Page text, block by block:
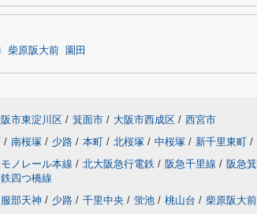
柴原阪大前 園田
市東淀川区 / 箕面市 / 大阪市西成区 / 西宮市
/ 南桜塚 / 少路 / 本町 / 北桜塚 / 中桜塚 / 新千里東町 /
ノレール本線 / 北大阪急行電鉄 / 阪急千里線 / 阪急
四つ橋線
服部天神 / 少路 / 千里中央 / 蛍池 / 桃山台 / 柴原阪大前